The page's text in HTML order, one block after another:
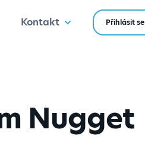
Kontakt Přihlásit se
Nugget